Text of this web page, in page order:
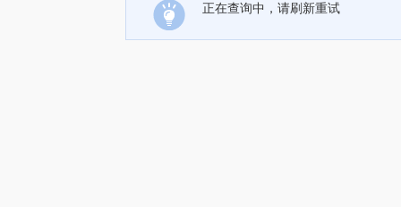
正在查询中，请刷新重试